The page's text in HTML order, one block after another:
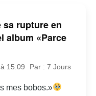
sa rupture en
album «Parce
15:09 Par : 7 Jours
mes bobos.»